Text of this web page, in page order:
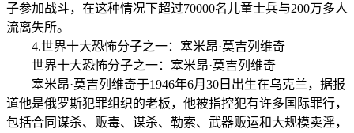
子参加战斗，在这种情况下超过70000名儿童士兵与200万多人
流离失所。
4.世界十大恐怖分子之一：塞米昂·莫吉列维奇
世界十大恐怖分子之一：塞米昂·莫吉列维奇
塞米昂·莫吉列维奇于1946年6月30日出生在乌克兰，据报
道他是俄罗斯犯罪组织的老板，他被指控犯有许多国际罪行，
包括合同谋杀、贩毒、谋杀、勒索、武器贩运和大规模卖淫，